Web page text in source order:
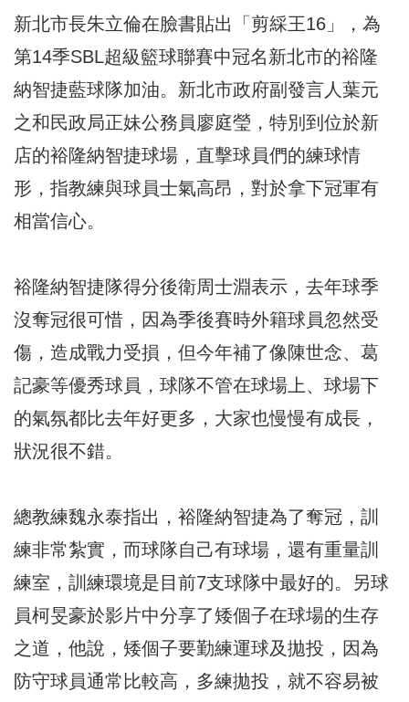
新北市長朱立倫在臉書貼出「剪綵王16」，為
第14季SBL超級籃球聯賽中冠名新北市的裕隆
納智捷藍球隊加油。新北市政府副發言人葉元
之和民政局正妹公務員廖庭瑩，特別到位於新
店的裕隆納智捷球場，直擊球員們的練球情
形，指教練與球員士氣高昂，對於拿下冠軍有
相當信心。
裕隆納智捷隊得分後衛周士淵表示，去年球季
沒奪冠很可惜，因為季後賽時外籍球員忽然受
傷，造成戰力受損，但今年補了像陳世念、葛
記豪等優秀球員，球隊不管在球場上、球場下
的氣氛都比去年好更多，大家也慢慢有成長，
狀況很不錯。
總教練魏永泰指出，裕隆納智捷為了奪冠，訓
練非常紮實，而球隊自己有球場，還有重量訓
練室，訓練環境是目前7支球隊中最好的。另球
員柯旻豪於影片中分享了矮個子在球場的生存
之道，他說，矮個子要勤練運球及拋投，因為
防守球員通常比較高，多練拋投，就不容易被